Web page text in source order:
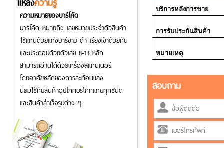
แหล่งความรู้
ความหมายของบาร์โค้ด
บาร์โค้ด หมายถึง เลขหมายประจำตัวสินค้า
ใช้แทนด้วยแท่งบาร์ขาว-ดำ เรียงเข้าด้วยกัน
และประกอบด้วยตัวเลข 8-13 หลัก
สามารถอ่านได้ด้วยเครื่องสแกนเนอร์
โดยอาศัยหลักของการสะท้อนแสง
นิยมใชักับสินค้าอุปโภคบริโภคแทบทุกชนิด
และสินค้าสำเร็จรูปต่าง ๆ
บริการหลังการขาย
การรับประกันสินค้า
หมายเหตุ
สอบถาม